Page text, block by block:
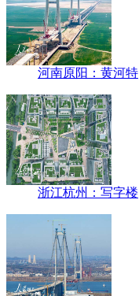
河南原阳：黄河特
浙江杭州：写字楼